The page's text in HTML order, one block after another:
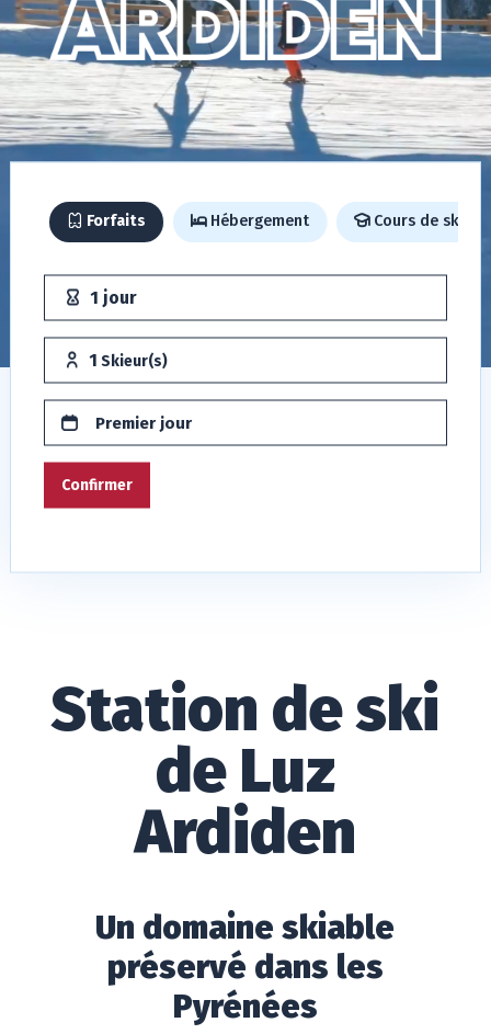
Forfaits Hébergement Cours de ski
1 jour
1 Skieur(s)
Confirmer
Station de ski
de Luz
Ardiden
Un domaine skiable
préservé dans les
Pyrénées